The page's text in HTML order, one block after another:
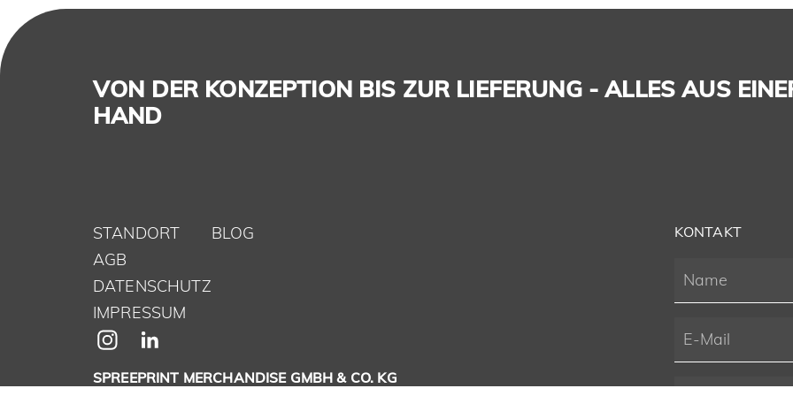
VON DER KONZEPTION BIS ZUR LIEFERUNG - ALLES AUS
HAND
STANDORT
AGB
DATENSCHUTZ
IMPRESSUM
BLOG
SPREEPRINT MERCHANDISE GMBH & CO. KG
KONTAKT